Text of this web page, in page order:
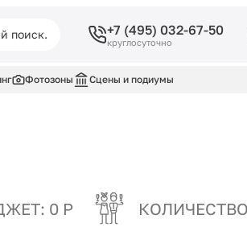
+7 (495) 032-67-50
круглосуточно
Фотозоны Сцены и подиумы
0 Р